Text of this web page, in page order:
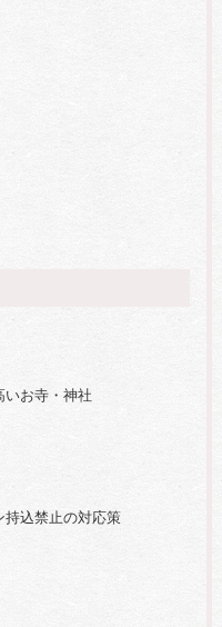
いお寺・神社
持込禁止の対応策